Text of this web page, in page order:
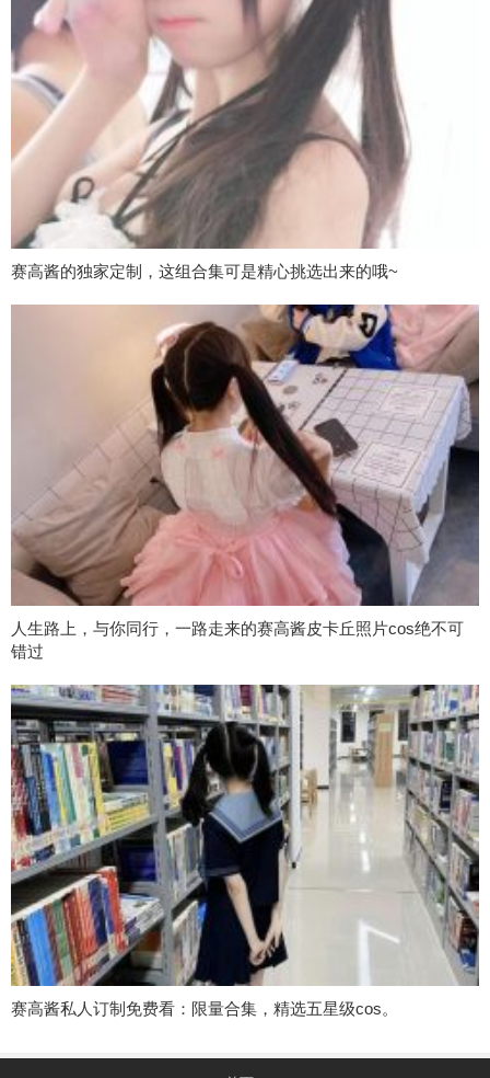
赛高酱的独家定制，这组合集可是精心挑选出来的哦~
人生路上，与你同行，一路走来的赛高酱皮卡丘照片cos绝不可
错过
赛高酱私人订制免费看：限量合集，精选五星级cos。